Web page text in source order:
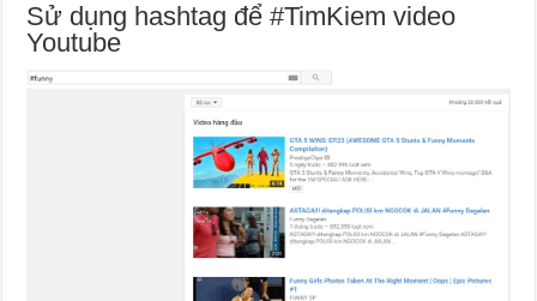
Sử dụng hashtag để #TimKiem video
Youtube